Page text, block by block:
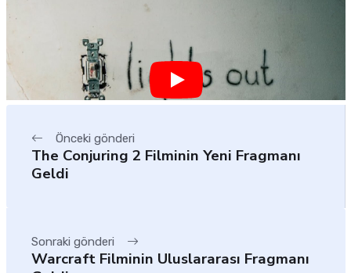
Önceki gönderi
The Conjuring 2 Filminin Yeni Fragmanı
Geldi
Sonraki gönderi
Warcraft Filminin Uluslararası Fragmanı